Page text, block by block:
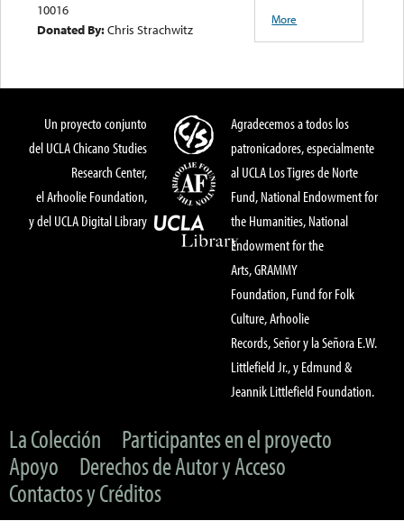
10016
Donated By:Chris Strachwitz
More
Un proyecto conjunto
del UCLA Chicano Studies
Research Center,
el Arhoolie Foundation,
y del UCLA Digital Library
Agradecemos a todos los
patronicadores, especialmente
al UCLA Los Tigres de Norte
Fund, National Endowment for
the Humanities, National
Endowment for the
Arts, GRAMMY
Foundation, Fund for Folk
Culture, Arhoolie
Records, Señor y la Señora E.W.
Littlefield Jr., y Edmund &
Jeannik Littlefield Foundation.
La Colección
Participantes en el proyecto
Apoyo
Derechos de Autor y Acceso
Contactos y Créditos